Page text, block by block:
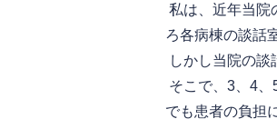
私は、近年当院
ろ各病棟の談話
しかし当院の談
そこで、3、4
でも患者の負担